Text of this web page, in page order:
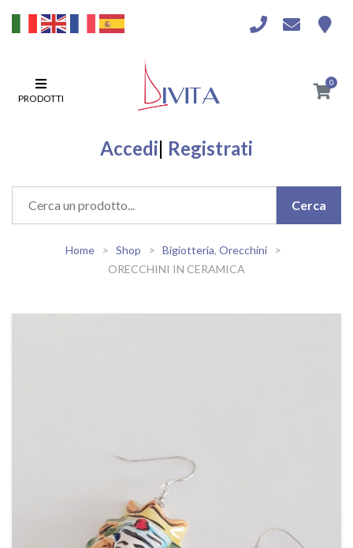
PRODOTTI
0
Accedi| Registrati
Home Shop Bigiotteria, Orecchini
ORECCHINI IN CERAMICA